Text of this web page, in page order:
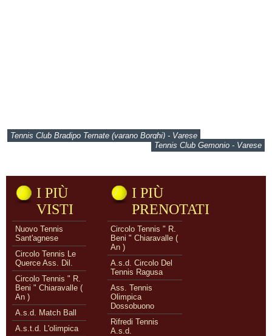
Tennis Club Bradipo Ternate (varano Borghi) - Varese
Tennis Club Gemonio - Varese
I PIÙ
VISTI
Nuovo Tennis
Sant'agnese
Circolo Tennis Le
Querce Ass. Dil.
Circolo Tennis " R.
Beni " Chiaravalle (
An )
A.s.d. Match Ball
A.s.t.d. L'olimpica
I PIÙ
PRENOTATI
Circolo Tennis " R.
Beni " Chiaravalle (
An )
A.s.d. Circolo Del
Tennis Ragusa
Ass. Tennis
Olimpica
Dossobuono
Rifredi Tennis
A.s.d.